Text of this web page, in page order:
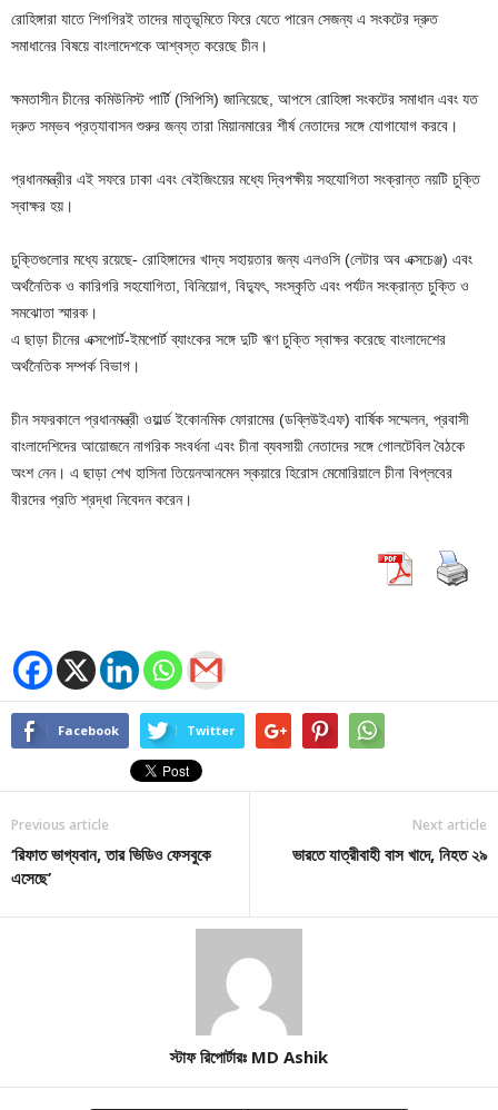
রোহিঙ্গারা যাতে শিগগিরই তাদের মাতৃভূমিতে ফিরে যেতে পারেন সেজন্য এ সংকটের দ্রুত
সমাধানের বিষয়ে বাংলাদেশকে আশ্বস্ত করেছে চীন।
ক্ষমতাসীন চীনের কমিউনিস্ট পার্টি (সিপিসি) জানিয়েছে, আপসে রোহিঙ্গা সংকটের সমাধান এবং যত
দ্রুত সম্ভব প্রত্যাবাসন শুরুর জন্য তারা মিয়ানমারের শীর্ষ নেতাদের সঙ্গে যোগাযোগ করবে।
প্রধানমন্ত্রীর এই সফরে ঢাকা এবং বেইজিংয়ের মধ্যে দ্বিপক্ষীয় সহযোগিতা সংক্রান্ত নয়টি চুক্তি
স্বাক্ষর হয়।
চুক্তিগুলোর মধ্যে রয়েছে- রোহিঙ্গাদের খাদ্য সহায়তার জন্য এলওসি (লেটার অব এক্সচেঞ্জ) এবং
অর্থনৈতিক ও কারিগরি সহযোগিতা, বিনিয়োগ, বিদ্যুৎ, সংস্কৃতি এবং পর্যটন সংক্রান্ত চুক্তি ও
সমঝোতা স্মারক।
এ ছাড়া চীনের এক্সপোর্ট-ইমপোর্ট ব্যাংকের সঙ্গে দুটি ঋণ চুক্তি স্বাক্ষর করেছে বাংলাদেশের
অর্থনৈতিক সম্পর্ক বিভাগ।
চীন সফরকালে প্রধানমন্ত্রী ওয়ার্ল্ড ইকোনমিক ফোরামের (ডব্লিউইএফ) বার্ষিক সম্মেলন, প্রবাসী
বাংলাদেশিদের আয়োজনে নাগরিক সংবর্ধনা এবং চীনা ব্যবসায়ী নেতাদের সঙ্গে গোলটেবিল বৈঠকে
অংশ নেন। এ ছাড়া শেখ হাসিনা তিয়েনআনমেন স্কয়ারে হিরোস মেমোরিয়ালে চীনা বিপ্লবের
বীরদের প্রতি শ্রদ্ধা নিবেদন করেন।
Facebook Twitter
Previous article
‘রিফাত ভাগ্যবান, তার ভিডিও ফেসবুকে
এসেছে’
Next article
ভারতে যাত্রীবাহী বাস খাদে, নিহত ২৯
স্টাফ রিপোর্টারঃ MD Ashik